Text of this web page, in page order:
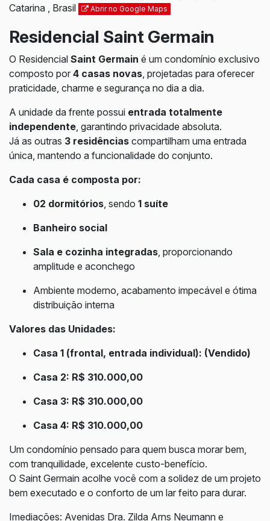
Catarina , Brasil Abrir no Google Maps
Residencial Saint Germain
O Residencial Saint Germain é um condomínio exclusivo
composto por 4 casas novas, projetadas para oferecer
praticidade, charme e segurança no dia a dia.
A unidade da frente possui entrada totalmente
independente, garantindo privacidade absoluta.
Já as outras 3 residências compartilham uma entrada
única, mantendo a funcionalidade do conjunto.
Cada casa é composta por:
02 dormitórios, sendo 1 suíte
Banheiro social
Sala e cozinha integradas, proporcionando
amplitude e aconchego
Ambiente moderno, acabamento impecável e ótima
distribuição interna
Valores das Unidades:
Casa 1 (frontal, entrada individual): (Vendido)
Casa 2: R$ 310.000,00
Casa 3: R$ 310.000,00
Casa 4: R$ 310.000,00
Um condomínio pensado para quem busca morar bem,
com tranquilidade, excelente custo-benefício.
O Saint Germain acolhe você com a solidez de um projeto
bem executado e o conforto de um lar feito para durar.
Imediações: Avenidas Dra. Zilda Arns Neumann e